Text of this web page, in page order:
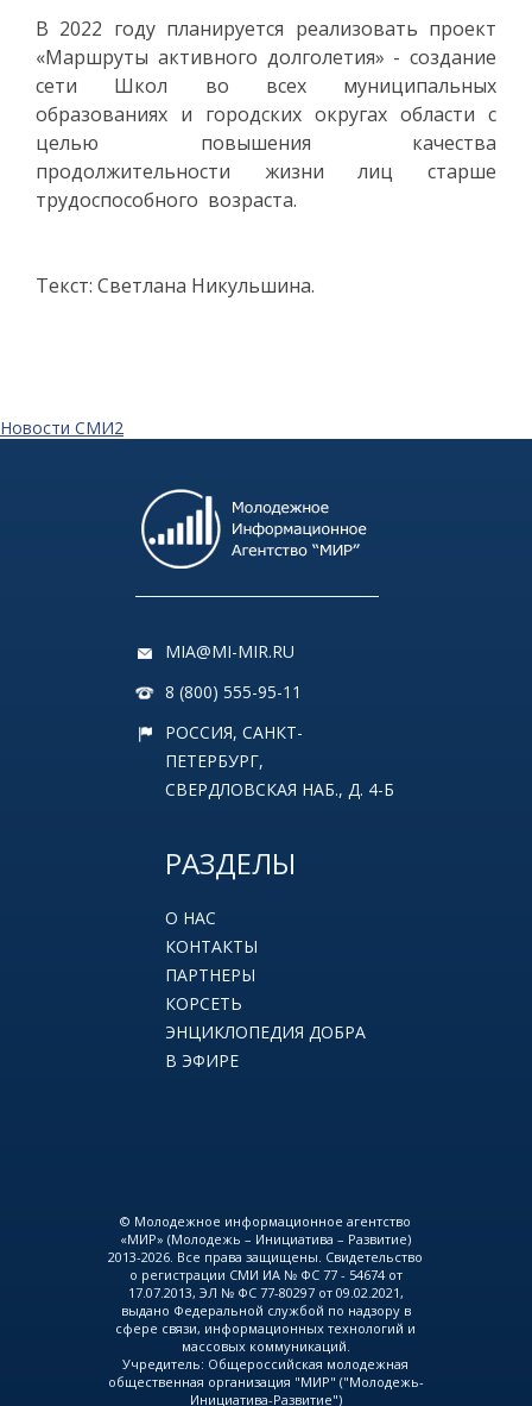
В 2022 году планируется реализовать проект
«Маршруты активного долголетия» - создание
сети Школ во всех муниципальных
образованиях и городских округах области с
целью повышения качества
продолжительности жизни лиц старше
трудоспособного возраста.
Текст: Светлана Никульшина.
Новости СМИ2
MIA@MI-MIR.RU
8 (800) 555-95-11
РОССИЯ, САНКТ-
ПЕТЕРБУРГ,
СВЕРДЛОВСКАЯ НАБ., Д. 4-Б
РАЗДЕЛЫ
О НАС
КОНТАКТЫ
ПАРТНЕРЫ
КОРСЕТЬ
ЭНЦИКЛОПЕДИЯ ДОБРА
В ЭФИРЕ
© Молодежное информационное агентство
«МИР» (Молодежь – Инициатива – Развитие)
2013-2026. Все права защищены. Свидетельство
о регистрации СМИ ИА № ФС 77 - 54674 от
17.07.2013, ЭЛ № ФС 77-80297 от 09.02.2021,
выдано Федеральной службой по надзору в
сфере связи, информационных технологий и
массовых коммуникаций.
Учредитель: Общероссийская молодежная
общественная организация "МИР" ("Молодежь-
Инициатива-Развитие")